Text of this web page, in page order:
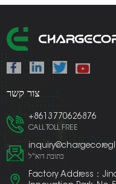
צור קשר
+8613770626876
CALL TOLL FREE
כתובת דוא"ל
Factory Address：